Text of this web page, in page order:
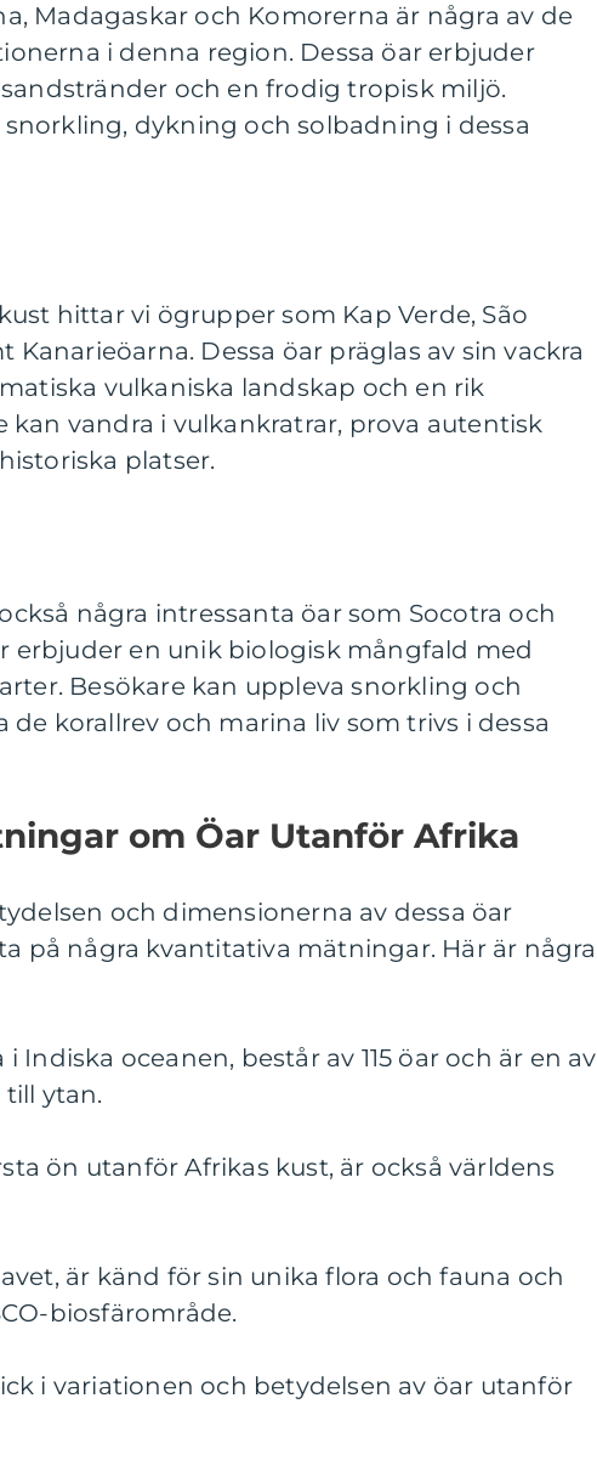
Madagaskar och Komorerna är några av de
i denna region. Dessa öar erbjuder
och en frodig tropisk miljö.
snorkling, dykning och solbadning i dessa
hittar vi ögrupper som Kap Verde, São
Kanarieöarna. Dessa öar präglas av sin vackra
vulkaniska landskap och en rik
kan vandra i vulkankratrar, prova autentisk
platser.
några intressanta öar som Socotra och
erbjuder en unik biologisk mångfald med
Besökare kan uppleva snorkling och
korallrev och marina liv som trivs i dessa
om Öar Utanför Afrika
och dimensionerna av dessa öar
på några kvantitativa mätningar. Här är några
Indiska oceanen, består av 115 öar och är en av
ytan.
ön utanför Afrikas kust, är också världens
är känd för sin unika flora och fauna och
biosfärområde.
i variationen och betydelsen av öar utanför